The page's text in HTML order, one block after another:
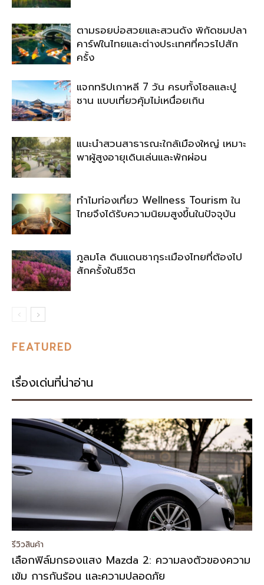
ตามรอยบ่อสวยและสวนดัง พิกัดชมปลา
คาร์ฟในไทยและต่างประเทศที่ควรไปสัก
ครั้ง
แจกทริปเกาหลี 7 วัน ครบทั้งโซลและปู
ซาน แบบเที่ยวคุ้มไม่เหนื่อยเกิน
แนะนำสวนสาธารณะใกล้เมืองใหญ่ เหมาะ
พาผู้สูงอายุเดินเล่นและพักผ่อน
ทำไมท่องเที่ยว Wellness Tourism ใน
ไทยจึงได้รับความนิยมสูงขึ้นในปัจจุบัน
ภูลมโล ดินแดนซากุระเมืองไทยที่ต้องไป
สักครั้งในชีวิต
FEATURED
เรื่องเด่นที่น่าอ่าน
รีวิวสินค้า
เลือกฟิล์มกรองแสง Mazda 2: ความลงตัวของความ
เข้ม การกันร้อน และความปลอดภัย